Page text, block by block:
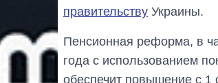
правительству Украины.
Пенсионная реформа, в
года с использованием
обеспечит повышение с 1